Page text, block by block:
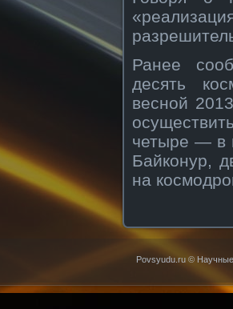
Ранее
десять
весной
четыре — в
Байконур,
на
Povsyudu.ru © Научные